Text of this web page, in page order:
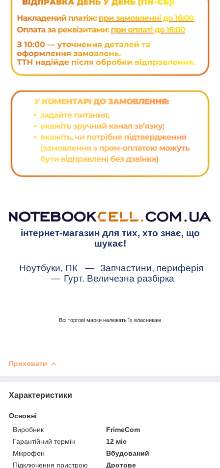
інтернет-магазин для тих, хто знає, що
шукає!
Ноутбуки, ПК — Запчастини, периферія
— Гурт. Величезна разбірка
Всі торгові марки належать їх власникам
Приховати
Характеристики
Основні
Виробник
FrimeCom
Гарантійний термін
12 міс
Мікрофон
Вбудований
Підключення пристрою
Дротове